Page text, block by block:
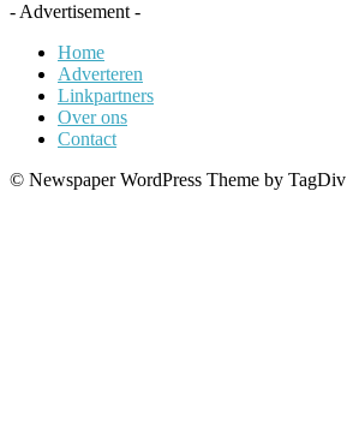
- Advertisement -
Home
Adverteren
Linkpartners
Over ons
Contact
© Newspaper WordPress Theme by TagDiv